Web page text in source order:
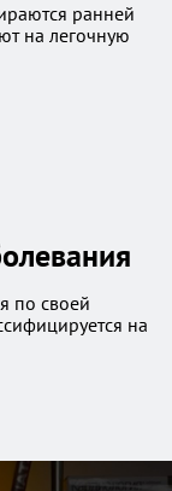
ранней
на легочную
по своей
на